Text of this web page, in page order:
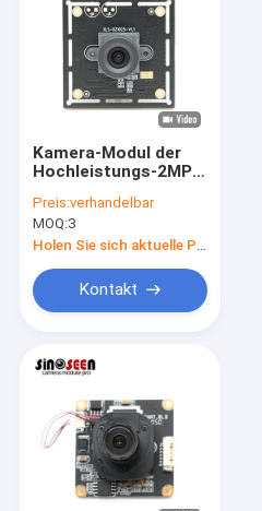
Kamera-Modul der
Hochleistungs-2MP
Dynamikwerten
Preis:verhandelbar
MOQ:3
Kontakt